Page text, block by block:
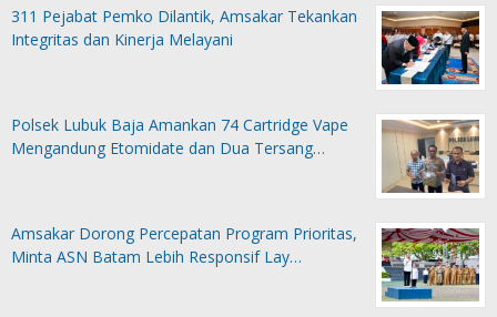
311 Pejabat Pemko Dilantik, Amsakar Tekankan
Integritas dan Kinerja Melayani
Polsek Lubuk Baja Amankan 74 Cartridge Vape
Mengandung Etomidate dan Dua Tersang…
Amsakar Dorong Percepatan Program Prioritas,
Minta ASN Batam Lebih Responsif Lay…